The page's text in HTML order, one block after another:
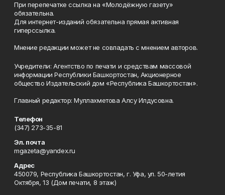
При перепечатке ссылка на «Молодёжную газету»
обязательна.
Для интернет-изданий обязательна прямая активная
гиперссылка.
Мнение редакции может не совпадать с мнением авторов.
Учредители: Агентство по печати и средствам массовой
информации Республики Башкортостан, Акционерное
общество Издательский дом «Республика Башкортостан».
Главный редактор: Муллахметова Алсу Илдусовна.
Телефон
(347) 273-35-81
Эл. почта
mgazeta@yandex.ru
Адрес
450079, Республика Башкортостан, г. Уфа, ул. 50-летия
Октября, 13 (Дом печати, 8 этаж)